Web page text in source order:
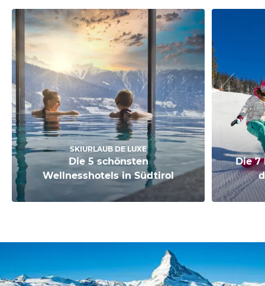
SKIURLAUB DE LUXE
Die 5 schönsten
Wellnesshotels in Südtirol
Die 7